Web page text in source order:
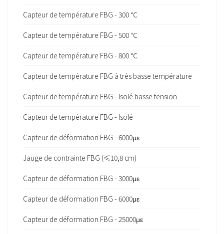
Capteur de température FBG - 300 ℃
Capteur de température FBG - 500 ℃
Capteur de température FBG - 800 ℃
Capteur de température FBG à très basse température
Capteur de température FBG - Isolé basse tension
Capteur de température FBG - Isolé
Capteur de déformation FBG - 6000με
Jauge de contrainte FBG (≤10,8 cm)
Capteur de déformation FBG - 3000με
Capteur de déformation FBG - 6000με
Capteur de déformation FBG - 25000με